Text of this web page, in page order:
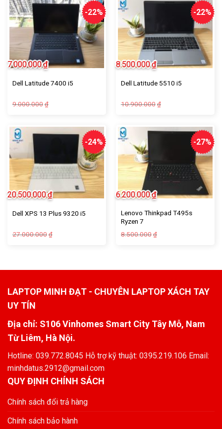
-22%
Dell Latitude 7400 i5
9.000.000 ₫
7.000.000₫
-22%
Dell Latitude 5510 i5
10.900.000 ₫
8.500.000₫
-24%
Dell XPS 13 Plus 9320 i5
27.000.000 ₫
20.500.000₫
-27%
Lenovo Thinkpad T495s
Ryzen 7
8.500.000 ₫
6.200.000₫
LAPTOP MINH ĐẠT - CHUYÊN LAPTOP XÁCH TAY
UY TÍN
Địa chỉ: S106 Vinhomes Smart City Tây Mỗ, Nam
Từ Liêm, Hà Nội.
Hotline: 039.772.8045 Hỗ trợ kỹ thuật: 0395.219.106 Email:
minhdatus.2912@gmail.com
QUY ĐỊNH CHÍNH SÁCH
Chính sách đổi trả hàng
Chính sách bảo hành